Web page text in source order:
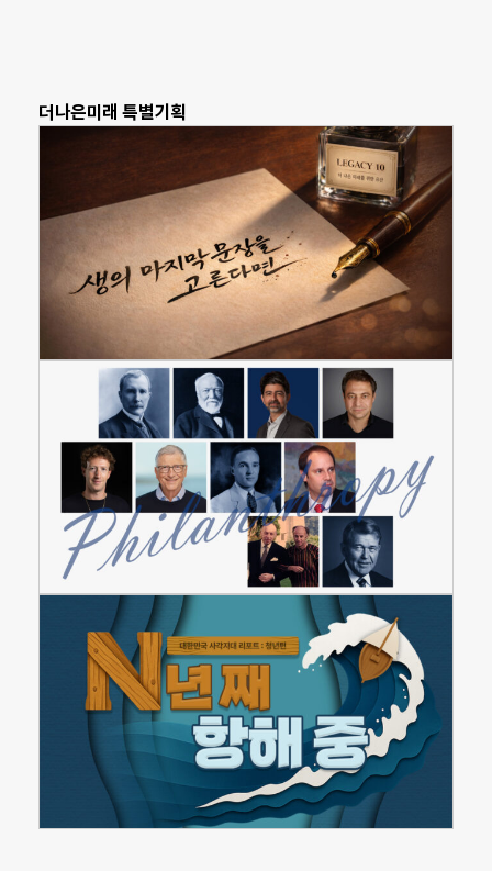
더나은미래 특별기획